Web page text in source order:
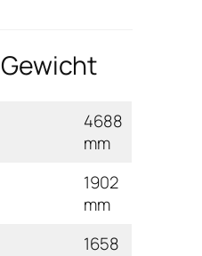
4688
mm
1902
mm
1658